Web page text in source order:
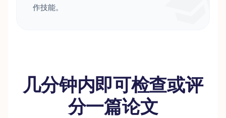
作技能。
几分钟内即可检查或评
分一篇论文